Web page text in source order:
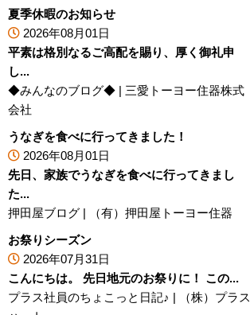
夏季休暇のお知らせ
2026年08月01日
平素は格別なるご高配を賜り、厚く御礼申
し...
◆みんなのブログ◆ | 三愛トーヨー住器株式
会社
うなぎを食べに行ってきました！
2026年08月01日
先日、家族でうなぎを食べに行ってきまし
た...
押田屋ブログ |
（有）押田屋トーヨー住器
お祭りシーズン
2026年07月31日
こんにちは。 先日地元のお祭りに！ この...
プラス社員のちょこっと日記♪ |
（株）プラス